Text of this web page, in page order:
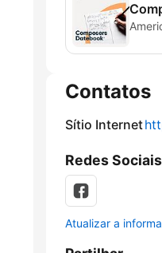
Contatos
Sítio Internet
Redes Sociais
Atualizar a